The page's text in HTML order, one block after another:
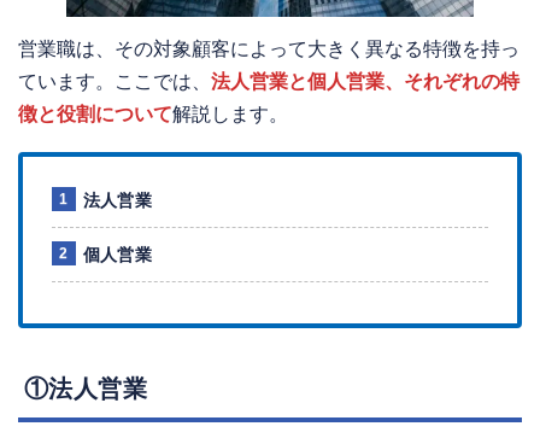
営業職は、その対象顧客によって大きく異なる特徴を持っ
ています。ここでは、 法人営業と個人営業、それぞれの特
徴と役割について解説します。
法人営業
個人営業
①法人営業